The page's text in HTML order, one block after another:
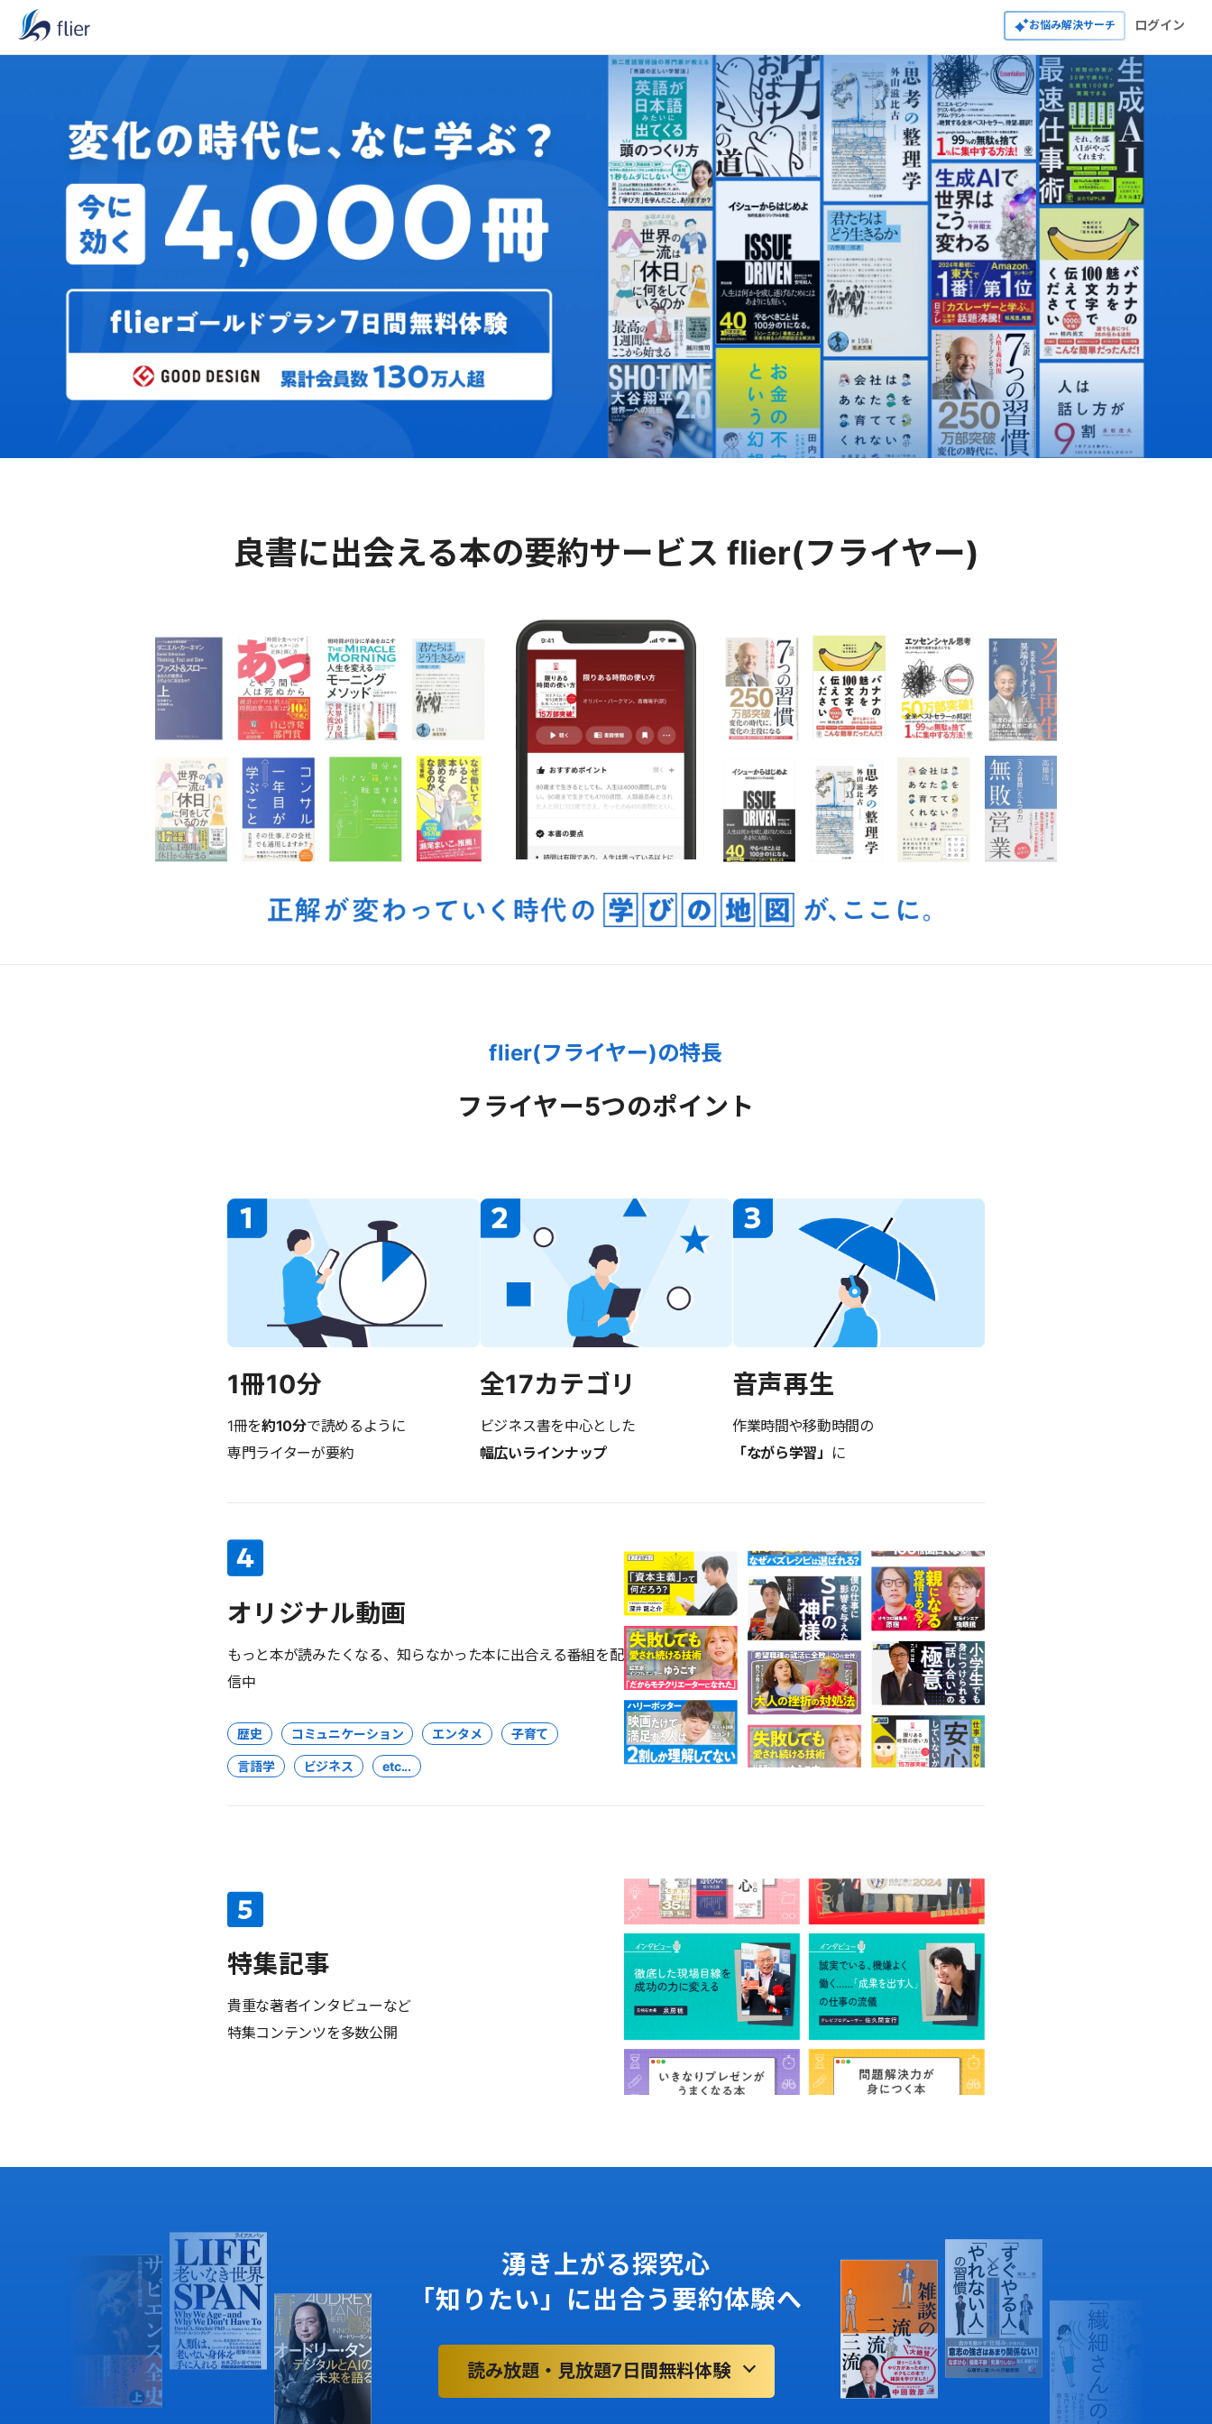
お悩み解決サーチ ログイン
良書に出会える本の要約サービス flier(フライヤー)
flier(フライヤー)の特長
フライヤー5つのポイント
1冊10分
1冊を約10分で読めるように
専門ライターが要約
全17カテゴリ
ビジネス書を中心とした
幅広いラインナップ
音声再生
作業時間や移動時間の
「ながら学習」 に
オリジナル動画
もっと本が読みたくなる、知らなかった本に出合える番組を配
信中
歴史 コミュニケーション エンタメ 子育て
言語学 ビジネス etc...
特集記事
貴重な著者インタビューなど
特集コンテンツを多数公開
湧き上がる探究心
「知りたい」に出合う要約体験へ
読み放題・見放題7日間無料体験